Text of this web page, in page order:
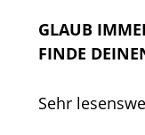
GLAUB
FINDE
Sehr